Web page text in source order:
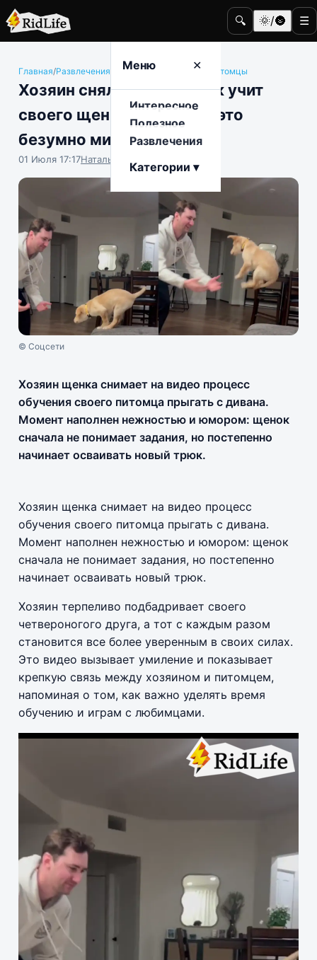
🔍 🌞/🌚 ☰
Меню ✕
Интересное
Полезное
Развлечения
Категории ▾
Главная/Развлечения Животные и домашние питомцы
Хозяин снял на видео, как учит
своего щенка прыгать, и это
безумно мило
01 Июля 17:17Наталья Герасимова
© Соцсети
Хозяин щенка снимает на видео процесс
обучения своего питомца прыгать с дивана.
Момент наполнен нежностью и юмором: щенок
сначала не понимает задания, но постепенно
начинает осваивать новый трюк.
Хозяин щенка снимает на видео процесс
обучения своего питомца прыгать с дивана.
Момент наполнен нежностью и юмором: щенок
сначала не понимает задания, но постепенно
начинает осваивать новый трюк.
Хозяин терпеливо подбадривает своего
четвероногого друга, а тот с каждым разом
становится все более уверенным в своих силах.
Это видео вызывает умиление и показывает
крепкую связь между хозяином и питомцем,
напоминая о том, как важно уделять время
обучению и играм с любимцами.